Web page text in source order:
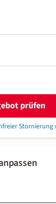
prüfen
Stornierung